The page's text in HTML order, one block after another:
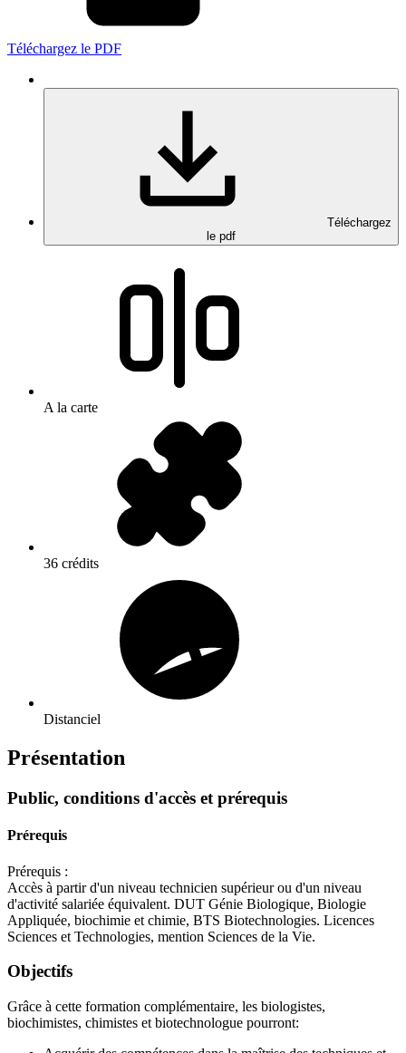
Téléchargez le PDF
Téléchargez
le pdf
A la carte
36 crédits
Distanciel
Présentation
Public, conditions d'accès et prérequis
Prérequis
Prérequis :
Accès à partir d'un niveau technicien supérieur ou d'un niveau
d'activité salariée équivalent. DUT Génie Biologique, Biologie
Appliquée, biochimie et chimie, BTS Biotechnologies. Licences
Sciences et Technologies, mention Sciences de la Vie.
Objectifs
Grâce à cette formation complémentaire, les biologistes,
biochimistes, chimistes et biotechnologue pourront: